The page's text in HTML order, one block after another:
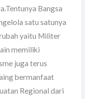
Bangsa
satu satunya
yaitu Militer
memiliki
juga terus
bermanfaat
Regional dari